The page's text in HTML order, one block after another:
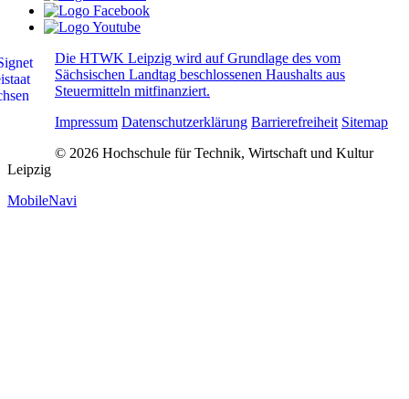
Die HTWK Leipzig wird auf Grundlage des vom
Sächsischen Landtag beschlossenen Haushalts aus
Steuermitteln mitfinanziert.
Impressum Datenschutzerklärung Barrierefreiheit Sitemap
© 2026 Hochschule für Technik, Wirtschaft und Kultur
Leipzig
MobileNavi